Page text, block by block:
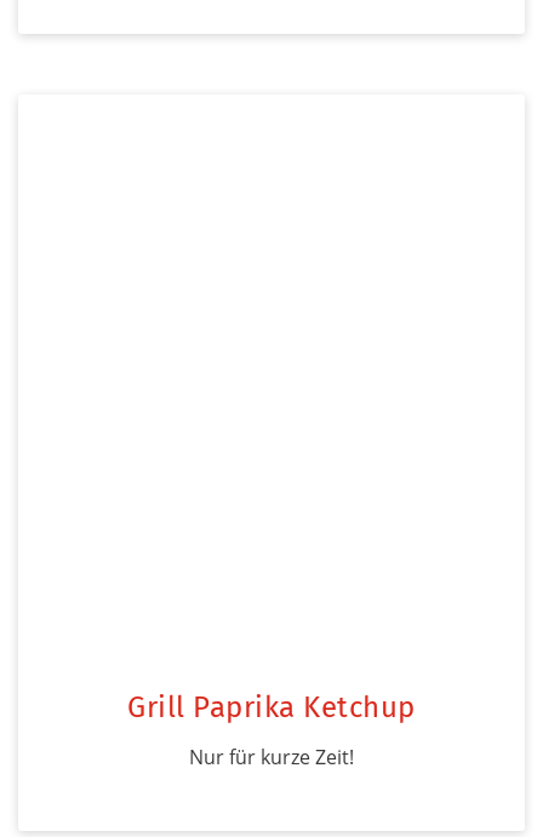
Grill Paprika Ketchup
Nur für kurze Zeit!